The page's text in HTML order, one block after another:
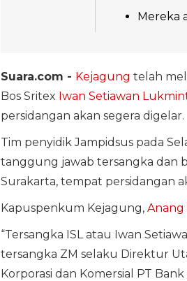
Mereka
Suara.com - Kejagung telah
Bos Sritex Iwan Setiawan
persidangan akan segera digelar.
Tim penyidik Jampidsus pada
tanggung jawab tersangka dan
Surakarta, tempat persidangan
Kapuspenkum Kejagung, Anang
“Tersangka ISL atau Iwan
tersangka ZM selaku Direktur
Korporasi dan Komersial PT